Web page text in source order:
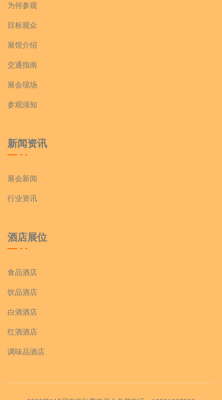
为何参观
目标观众
展馆介绍
交通指南
展会现场
参观须知
新闻资讯
展会新闻
行业资讯
酒店展位
食品酒店
饮品酒店
白酒酒店
红酒酒店
调味品酒店